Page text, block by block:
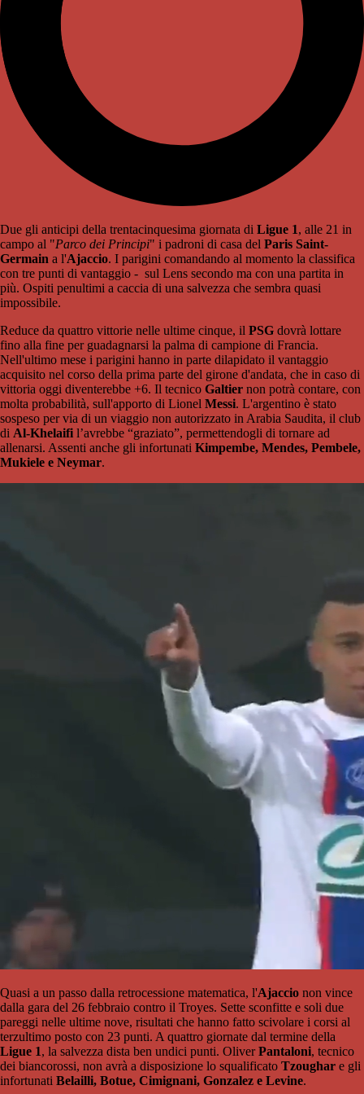
Due gli anticipi della trentacinquesima giornata di Ligue 1, alle 21 in
campo al "Parco dei Principi" i padroni di casa del Paris Saint-
Germain a l'Ajaccio. I parigini comandando al momento la classifica
con tre punti di vantaggio - sul Lens secondo ma con una partita in
più. Ospiti penultimi a caccia di una salvezza che sembra quasi
impossibile.
Reduce da quattro vittorie nelle ultime cinque, il PSG dovrà lottare
fino alla fine per guadagnarsi la palma di campione di Francia.
Nell'ultimo mese i parigini hanno in parte dilapidato il vantaggio
acquisito nel corso della prima parte del girone d'andata, che in caso di
vittoria oggi diventerebbe +6. Il tecnico Galtier non potrà contare, con
molta probabilità, sull'apporto di Lionel Messi. L'argentino è stato
sospeso per via di un viaggio non autorizzato in Arabia Saudita, il club
di Al-Khelaifi l’avrebbe “graziato”, permettendogli di tornare ad
allenarsi. Assenti anche gli infortunati Kimpembe, Mendes, Pembele,
Mukiele e Neymar.
Quasi a un passo dalla retrocessione matematica, l'Ajaccio non vince
dalla gara del 26 febbraio contro il Troyes. Sette sconfitte e soli due
pareggi nelle ultime nove, risultati che hanno fatto scivolare i corsi al
terzultimo posto con 23 punti. A quattro giornate dal termine della
Ligue 1, la salvezza dista ben undici punti. OliverPantaloni, tecnico
dei biancorossi, non avrà a disposizione lo squalificato Tzoughar e gli
infortunati Belailli, Botue, Cimignani, Gonzalez e Levine.